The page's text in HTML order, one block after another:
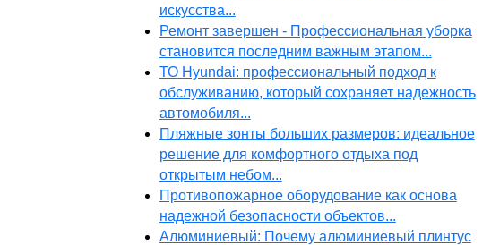
искусства...
Ремонт завершен - Профессиональная уборка
становится последним важным этапом...
ТО Hyundai: профессиональный подход к
обслуживанию, который сохраняет надежность
автомобиля...
Пляжные зонты больших размеров: идеальное
решение для комфортного отдыха под
открытым небом...
Противопожарное оборудование как основа
надежной безопасности объектов...
Алюминиевый: Почему алюминиевый плинтус